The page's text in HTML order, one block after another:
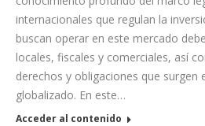
internacionales que regulan la
buscan operar en este mercado
locales, fiscales y comerciales, así
derechos y obligaciones que surgen
globalizado. En este…
Acceder al contenido